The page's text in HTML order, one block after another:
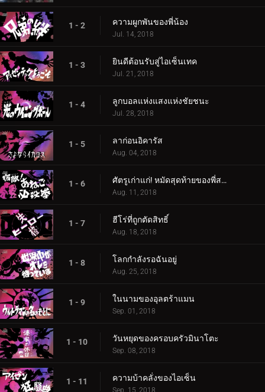
1 - 2 ความผูกพันของพี่น้อง
Jul. 14, 2018
1 - 3 ยินดีต้อนรับสู่ไอเซ็นเทค
Jul. 21, 2018
1 - 4 ลูกบอลแห่งแสงแห่งชัยชนะ
Jul. 28, 2018
1 - 5 ลาก่อนอิคารัส
Aug. 04, 2018
1 - 6 ศัตรูเก่าแก่! หมัดสุดท้ายของพี่สาวของเรา
Aug. 11, 2018
1 - 7 ฮีโร่ที่ถูกตัดสิทธิ์
Aug. 18, 2018
1 - 8 โลกกำลังรอฉันอยู่
Aug. 25, 2018
1 - 9 ในนามของอุลตร้าแมน
Sep. 01, 2018
1 - 10 วันหยุดของครอบครัวมินาโตะ
Sep. 08, 2018
1 - 11 ความบ้าคลั่งของไอเซ็น
Sep. 15, 2018